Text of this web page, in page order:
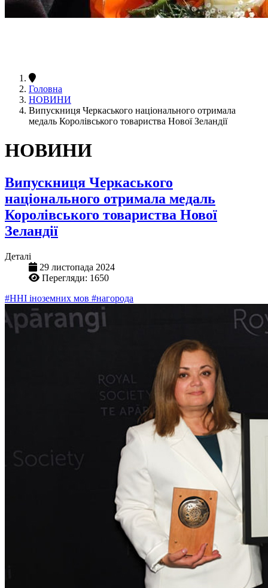
Головна
НОВИНИ
Випускниця Черкаського національного отримала
медаль Королівського товариства Нової Зеландії
НОВИНИ
Випускниця Черкаського
національного отримала медаль
Королівського товариства Нової
Зеландії
Деталі
29 листопада 2024
Перегляди: 1650
#ННІ іноземних мов #нагорода